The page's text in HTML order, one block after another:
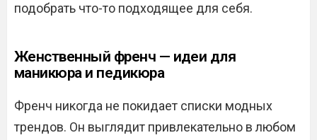
подобрать что-то подходящее для себя.
Женственный френч — идеи для
маникюра и педикюра
Френч никогда не покидает списки модных
трендов. Он выглядит привлекательно в любом